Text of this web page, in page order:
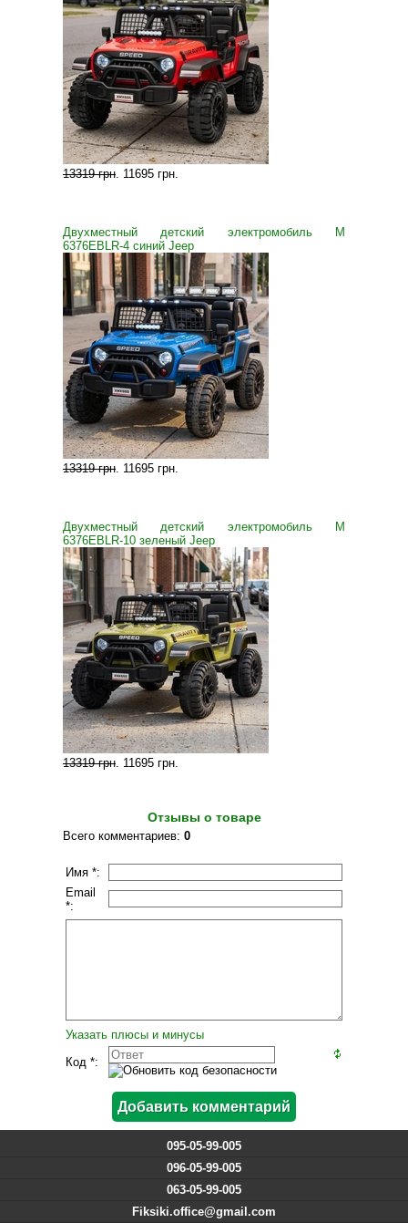
13319 грн. 11695 грн.
Двухместный детский электромобиль M
6376EBLR-4 синий Jeep
13319 грн. 11695 грн.
Двухместный детский электромобиль M
6376EBLR-10 зеленый Jeep
13319 грн. 11695 грн.
Отзывы о товаре
Всего комментариев: 0
Имя *:
Email
*:
Указать плюсы и минусы
Код *:
095-05-99-005
096-05-99-005
063-05-99-005
Fiksiki.office@gmail.com